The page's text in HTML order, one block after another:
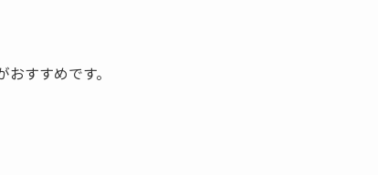
すすめです。